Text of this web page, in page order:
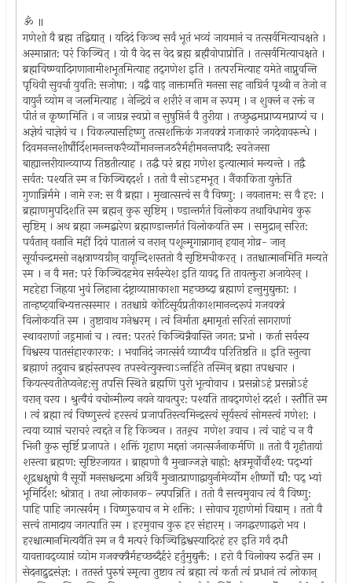
ॐ ॥
गणेशो वै ब्रह्म तद्बिद्यात् । यदिदं किञ्च सर्वं भूतं भव्यं जायमानं च तत्सर्वमित्याचक्षते ।
अस्मान्नात: परं किञ्चित् । यो वै वेद स वेद ब्रह्म ब्रह्मैवोपाप्रोति । तत्सर्वमित्याचक्षते ।
ब्रह्मविष्ण्वादिगणानामीशभूतमित्याह तद्‍गणेश इति । तत्परमित्याह यमेते नाप्नुवन्ति
पृथिवी सुवर्चा युवति: सजोषा: । यद्बै वाड्‍ नाक्तामति मनसा सह नाग्रिर्न पृथ्वी न तेजो न
वायुर्न व्योम न जलमित्याह । नेन्द्रियं न शरीरं न नाम न रूपम् । न शुक्लं न रक्तं न
पीतं न कृष्णमिति । न जाग्रन्न स्वप्रो न सुषुप्तिर्न वै तुरीया । तच्छुद्धमप्राप्यमप्राप्यं च ।
अज्ञेयं चाज्ञेयं च । विकल्पासहिष्णु तत्सशक्तिकं गजवक्त्रं गजाकारं जगदेवावरुन्धे ।
दिवमनन्तशीर्षौर्दिशमनन्तकरैर्व्योमानन्तजठरैर्महीमनन्तपादै: स्वतेजसा
बाह्यान्तरीयान्व्याप्य तिष्ठतीत्याह । तद्धै परं ब्रह्म गणेश इत्यात्मानं मन्यन्ते । तद्वै
सर्वत: पश्यति स्म न किञ्चिद्ददर्श । ततो वै सोऽहमभूत् । नैंकाकिता युक्तेति
गुणान्निर्ममे । नामे रज: स वै ब्रह्मा । मुखात्सत्त्वं स वै विष्णु: । नयनात्तम: स वै हर: ।
ब्रह्माणमुपदिशति स्म ब्रह्मन् कुरु सृष्टिम् । ण्डान्तर्गतं विलोकय तथाविधामेव कुरु
सृष्टिम् । अथ ब्रह्मा जन्मद्बारेण ब्रह्माण्डान्तर्गतं विलोकयति स्म । समुद्रान् सरित:
पर्वतान् वनानि महीं दिवं पातालं च नरान् पशून्मृगान्नागान् हयान् गोव्र- जान्
सूर्याचन्द्रमसो नक्षत्राण्यग्रीन् वायून्दिशस्ततो वै सृष्टिमचीकरत् । ततश्चात्मानमिति मन्यते
स्म । न वै मत्त: परं किञ्चिदहमेव सर्वस्येश इति यावद्‍ ति तावत्क्तुरा अजायेरन् ।
महहेहा जिह्रया भुवं लिहाना दंष्ट्राव्याप्ताकाशा महच्छब्दा ब्रह्माणं हन्तुमुद्युक्ता: ।
तान्हष्ट्‍वाबिभ्यत्तत्सस्मार । ततश्चाग्रे कोटिसूर्यप्रतीकाशमानन्दरूपं गजवक्त्रं
विलोकयति स्म । तुष्टावाथ गनेश्वरम् । त्वं निर्माता क्ष्मामृतां सरितां सागराणां
स्थावराणां जड्रमानां च । त्वत्त: परतरं किञ्चिन्नैवास्ति जगत: प्रभो । कर्ता सर्वस्य
विश्वस्य पातसंहारकारक: । भवानिदं जगत्संर्व व्याप्यैव परितिष्ठति ॥ इति स्तुत्वा
ब्रह्माणं तदुवाच ब्रह्मंस्तपस्व तपस्वेत्युक्त्वा‌ऽन्तर्हिते तस्मिन् ब्रह्मा तपश्चचार ।
कियत्स्वतीतेप्वनेह:सु तपसि स्थिते ब्रह्मणि पुरो भूत्वोवाच । प्रसन्नोऽहं प्रसन्नोऽहं
वरान् वरय । श्रुत्वैवं वचोन्मील्य नयने यावत्पुर: पश्यति तावद्‍गणेशं ददर्श । स्तौति स्म
। त्वं ब्रह्मा त्वं विष्णुस्त्वं हरस्त्वं प्रजापतिस्त्वमिन्द्रस्त्वं सूर्यस्त्वं सोमस्त्वं गणेश: ।
त्वया व्याप्तं चराचरं त्वद्दते न हि किञ्चन । ततश्र्च गणेश उवाच । त्वं चाहं च न वै
भिनौ कुरु सृर्ष्टि प्रजापते । शक्तिं गृहाण मद्दत्तां जगत्सर्जनाकर्मणि ॥ ततो वै गृहीतायां
शस्त्वा ब्रह्मण: सृष्टिरजायत । ब्राह्मणो वै मुखाज्जज्ञे बाह्रो: क्षत्रमूर्वोर्वौश्य: पद्‍भ्यां
शूद्रश्चक्षुषो वै सूर्यो मनसश्चन्द्रमा अग्रिर्वै मुखात्प्राणाद्वायुर्नामेर्व्योम शीर्ष्णो द्यौ: पद् भ्यां
भूमिर्दिश: श्रोत्रात् । तथा लोकानक- ल्पपन्निति । ततो वै सत्त्वमुवाच त्वं वै विष्णु:
पाहि पाहि जगत्सर्वम् । विष्णुरुवाच न मे शक्ति: । सोवाच गृहाणेमां विद्याम् । ततो वै
सत्त्वं तामादाय जगत्पाति स्म । हरमुवाच कुरु हर संहारम् । जगद्धरणाद्धरो भव ।
हरश्चात्मानमित्यवैति स्म न वै मत्परं किञ्चिद्विश्वस्यादिरहं हर इति गर्वं दधौ
यावत्तावद्‍व्याप्तं व्योम गजक्क्त्रैर्महच्छब्दैर्हरं हर्तुमुद्युक्तै: । हरो वै विलोक्य रुदति स्म ।
सेदनाद्रुद्रसंज्ञ: । ततस्तं पुरुषं स्मृत्वा तुष्टाव त्वं ब्रह्मा त्वं कर्ता त्वं प्रधानं त्वं लोकान्